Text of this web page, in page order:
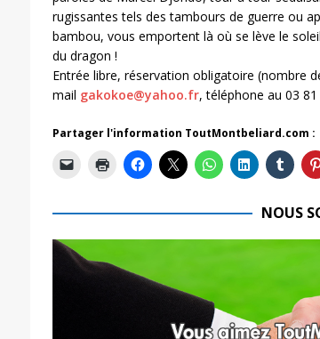
rugissantes tels des tambours de guerre ou
bambou, vous emportent là où se lève le
du dragon !
Entrée libre, réservation obligatoire (nombre
mail gakokoe@yahoo.fr, téléphone au 03
Partager l'information ToutMontbeliard.com :
NOUS